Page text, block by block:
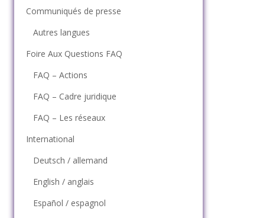
Communiqués de presse
Autres langues
Foire Aux Questions FAQ
FAQ – Actions
FAQ – Cadre juridique
FAQ – Les réseaux
International
Deutsch / allemand
English / anglais
Español / espagnol